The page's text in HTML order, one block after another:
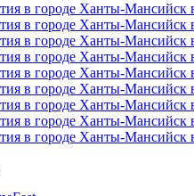
в городе Ханты-Мансийск
в городе Ханты-Мансийск
в городе Ханты-Мансийск
в городе Ханты-Мансийск
в городе Ханты-Мансийск
в городе Ханты-Мансийск
в городе Ханты-Мансийск
в городе Ханты-Мансийск
в городе Ханты-Мансийск